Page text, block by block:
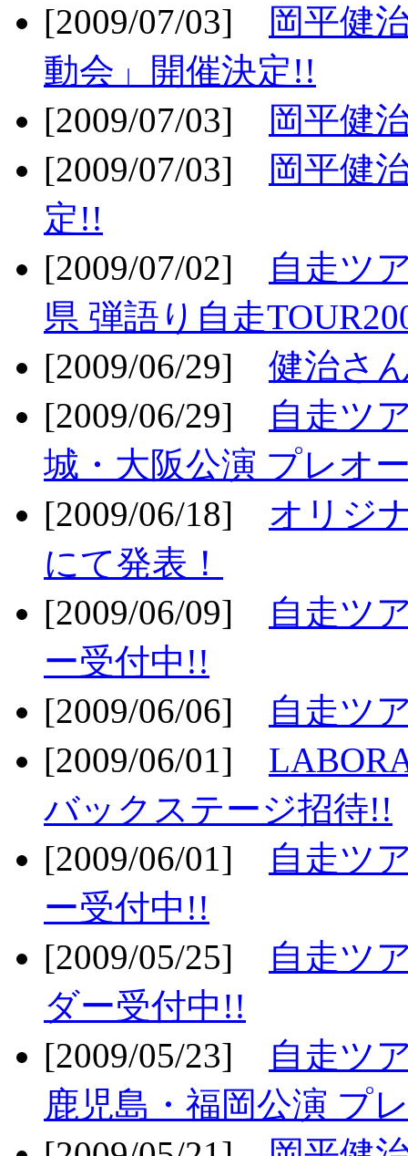
[2009/07/03]
岡平健
動会」開催決定!!
[2009/07/03]
岡平健
[2009/07/03]
岡平健
定!!
[2009/07/02]
自走ツ
県 弾語り自走
[2009/06/29] 健治さ
[2009/06/29]
自走ツ
城・大阪公演 プレオ
[2009/06/18] オリジ
にて発表！
[2009/06/09]
自走ツ
ー受付中!!
[2009/06/06]
自走ツ
[2009/06/01]
バックステージ招待!!
[2009/06/01]
自走ツ
ー受付中!!
[2009/05/25]
自走ツ
ダー受付中!!
[2009/05/23]
自走ツ
鹿児島・福岡公演 プ